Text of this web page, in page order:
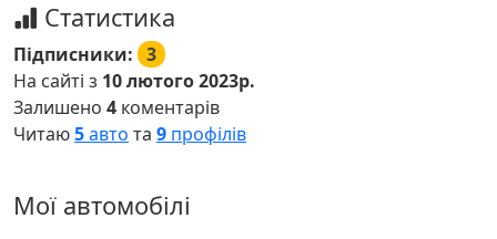
Статистика
Підписники: 3
На сайті з 10 лютого 2023р.
Залишено 4 коментарів
Читаю5авто та 9 профілів
Мої автомобілі